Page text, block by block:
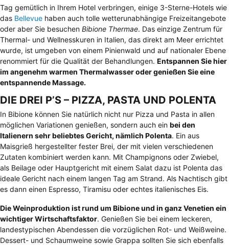
Tag gemütlich in Ihrem Hotel verbringen, einige 3-Sterne-Hotels wie
das Bellevue haben auch tolle wetterunabhängige Freizeitangebote
oder aber Sie besuchen Bibione Thermae. Das einzige Zentrum für
Thermal- und Wellnesskuren in Italien, das direkt am Meer errichtet
wurde, ist umgeben von einem Pinienwald und auf nationaler Ebene
renommiert für die Qualität der Behandlungen. Entspannen Sie hier
im angenehm warmen Thermalwasser oder genießen Sie eine
entspannende Massage.
DIE DREI P’S – PIZZA, PASTA UND POLENTA
In Bibione können Sie natürlich nicht nur Pizza und Pasta in allen
möglichen Variationen genießen, sondern auch ein bei den
Italienern sehr beliebtes Gericht, nämlich Polenta. Ein aus
Maisgrieß hergestellter fester Brei, der mit vielen verschiedenen
Zutaten kombiniert werden kann. Mit Champignons oder Zwiebel,
als Beilage oder Hauptgericht mit einem Salat dazu ist Polenta das
ideale Gericht nach einem langen Tag am Strand. Als Nachtisch gibt
es dann einen Espresso, Tiramisu oder echtes italienisches Eis.
Die Weinproduktion ist rund um Bibione und in ganz Venetien ein
wichtiger Wirtschaftsfaktor. Genießen Sie bei einem leckeren,
landestypischen Abendessen die vorzüglichen Rot- und Weißweine.
Dessert- und Schaumweine sowie Grappa sollten Sie sich ebenfalls